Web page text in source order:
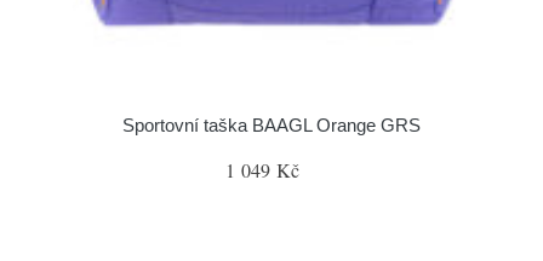
Sportovní taška BAAGL Orange GRS
1 049 Kč